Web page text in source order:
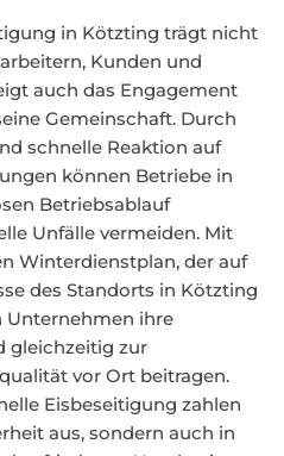
in Kötzting trägt nicht
Kunden und
auch das Engagement
Gemeinschaft. Durch
schnelle Reaktion auf
können Betriebe in
Betriebsablauf
Unfälle vermeiden. Mit
Winterdienstplan, der auf
des Standorts in Kötzting
Unternehmen ihre
gleichzeitig zur
vor Ort beitragen.
Eisbeseitigung zahlen
aus, sondern auch in